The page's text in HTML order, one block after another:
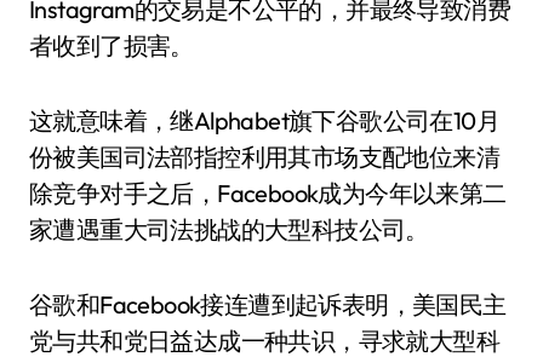
Instagram的交易是不公平的，并最终导致消费
者收到了损害。
这就意味着，继Alphabet旗下谷歌公司在10月
份被美国司法部指控利用其市场支配地位来清
除竞争对手之后，Facebook成为今年以来第二
家遭遇重大司法挑战的大型科技公司。
谷歌和Facebook接连遭到起诉表明，美国民主
党与共和党日益达成一种共识，寻求就大型科